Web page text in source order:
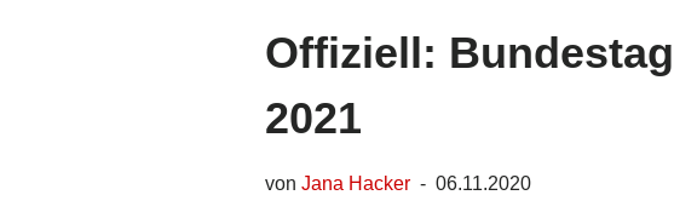
Offiziell:
2021
von Jana Hacker 06.11.2020